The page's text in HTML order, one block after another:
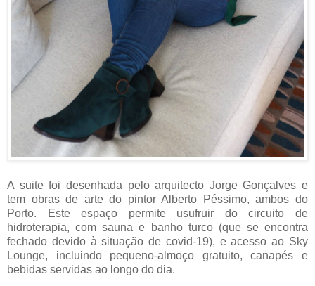
A suite foi desenhada pelo arquitecto Jorge Gonçalves e
tem obras de arte do pintor Alberto Péssimo, ambos do
Porto. Este espaço permite usufruir do circuito de
hidroterapia, com sauna e banho turco (que se encontra
fechado devido à situação de covid-19), e acesso ao Sky
Lounge, incluindo pequeno-almoço gratuito, canapés e
bebidas servidas ao longo do dia.